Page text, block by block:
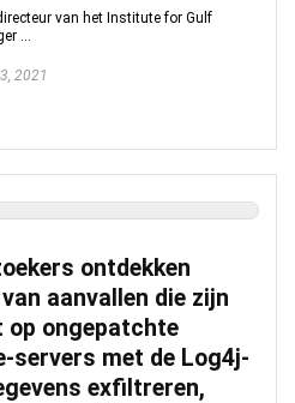
van het Institute for Gulf
...
2021
ontdekken
aanvallen die zijn
op ongepatchte
servers met de Log4j-
exfiltreren,